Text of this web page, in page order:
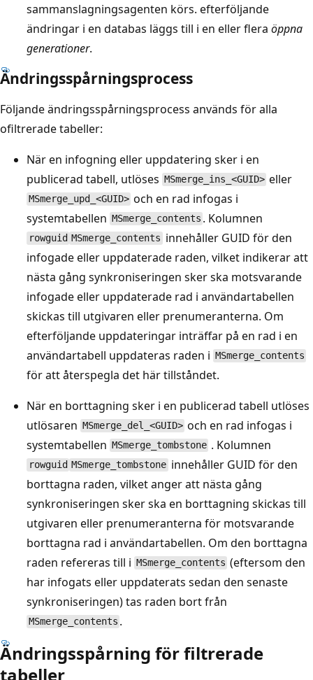
sammanslagningsagenten körs. efterföljande
ändringar i en databas läggs till i en eller flera öppna
generationer.
Ändringsspårningsprocess
Följande ändringsspårningsprocess används för alla
ofiltrerade tabeller:
När en infogning eller uppdatering sker i en
publicerad tabell, utlöses MSmerge_ins_<GUID> eller
MSmerge_upd_<GUID> och en rad infogas i
systemtabellen MSmerge_contents . Kolumnen
rowguid MSmerge_contents innehåller GUID för den
infogade eller uppdaterade raden, vilket indikerar att
nästa gång synkroniseringen sker ska motsvarande
infogade eller uppdaterade rad i användartabellen
skickas till utgivaren eller prenumeranterna. Om
efterföljande uppdateringar inträffar på en rad i en
användartabell uppdateras raden i MSmerge_contents
för att återspegla det här tillståndet.
När en borttagning sker i en publicerad tabell utlöses
utlösaren MSmerge_del_<GUID> och en rad infogas i
systemtabellen MSmerge_tombstone . Kolumnen
rowguid MSmerge_tombstone innehåller GUID för den
borttagna raden, vilket anger att nästa gång
synkroniseringen sker ska en borttagning skickas till
utgivaren eller prenumeranterna för motsvarande
borttagna rad i användartabellen. Om den borttagna
raden refereras till i MSmerge_contents (eftersom den
har infogats eller uppdaterats sedan den senaste
synkroniseringen) tas raden bort från
MSmerge_contents .
Ändringsspårning för filtrerade
tabeller